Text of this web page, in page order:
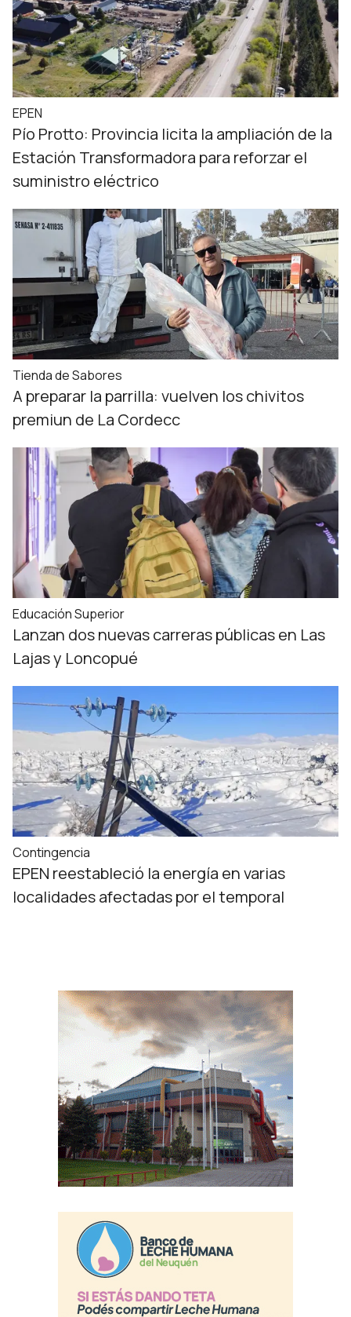
EPEN
Pío Protto: Provincia licita la ampliación de la
Estación Transformadora para reforzar el
suministro eléctrico
Tienda de Sabores
A preparar la parrilla: vuelven los chivitos
premiun de La Cordecc
Educación Superior
Lanzan dos nuevas carreras públicas en Las
Lajas y Loncopué
Contingencia
EPEN reestableció la energía en varias
localidades afectadas por el temporal